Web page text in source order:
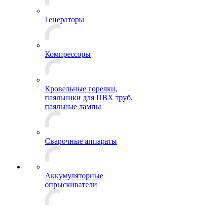
Генераторы
Компрессоры
Кровельные горелки,
паяльники для ПВХ труб,
паяльные лампы
Сварочные аппараты
Аккумуляторные
опрыскиватели